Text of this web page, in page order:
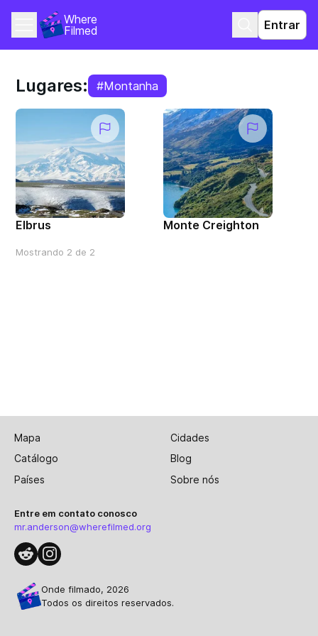
Where
Filmed
Entrar
Lugares: #Montanha
Elbrus Monte Creighton
Mostrando 2 de 2
Mapa
Cidades
Catálogo
Blog
Países
Sobre nós
Entre em contato conosco
mr.anderson@wherefilmed.org
Onde filmado, 2026
Todos os direitos reservados.